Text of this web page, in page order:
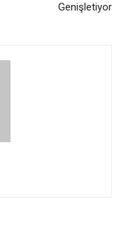
Genişletiyor